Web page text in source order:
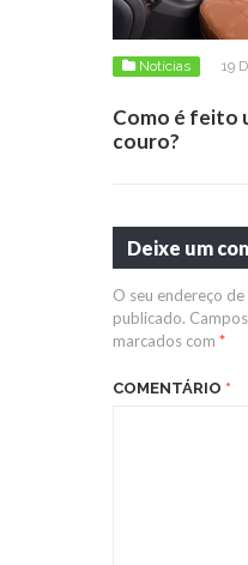
Notícias 19
Como é feito
couro?
Deixe um
O seu endereço
publicado.
marcados com *
COMENTÁRIO *